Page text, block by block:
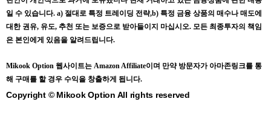
일 수 있습니다. a) 절대로 특정 트레이딩 전략,b) 특정 금융 상품의 매수나 매도에
대한 권유, 유도, 추천 또는 보증으로 받아들이지 마십시오. 모든 최종투자의 책임
은 본인에게 있음을 알려드립니다.
Mikook Option 웹사이트는 Amazon Affiliate이며 만약 방문자가 아마존링크를 통
해 구매를 할 경우 수익을 창출하게 됩니다.
Copyright © Mikook Option All rights reserved